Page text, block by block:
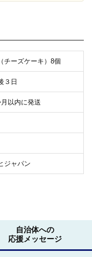
チーズケーキ）8個
３日
以内に発送
ジャパン
自治体への
応援メッセージ